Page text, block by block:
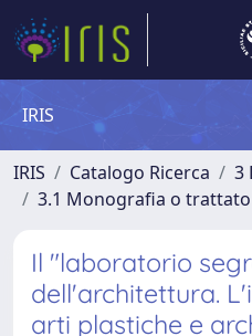
IRIS
IRIS Catalogo Ricerca
3
3.1 Monografia o
Il "laboratorio
dell'architettura.
arti plastiche e